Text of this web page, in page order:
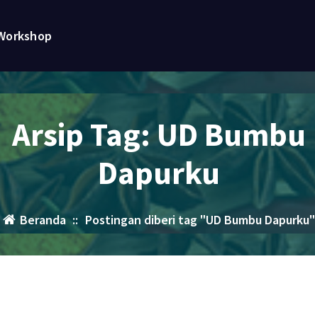
Arsip Tag: UD Bumbu
Dapurku
Beranda :: Postingan diberi tag "UD Bumbu Dapurku"